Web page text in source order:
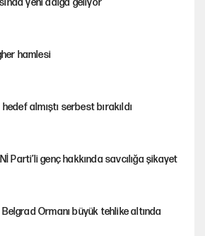
hamlesi
hedef almıştı serbest bırakıldı
Parti’li genç hakkında savcılığa şikayet
Belgrad Ormanı büyük tehlike altında